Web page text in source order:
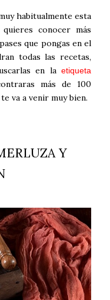
habitualmente esta
conocer más
que pongas en el
todas las recetas,
en la etiqueta
más de 100
va a venir muy bien.
Y